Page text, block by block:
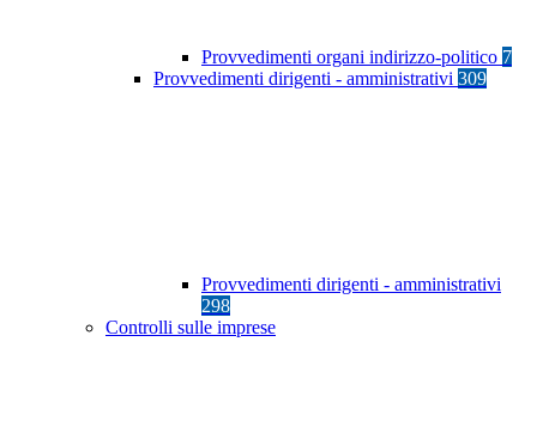
Provvedimenti organi indirizzo-politico 7
Provvedimenti dirigenti - amministrativi 309
Provvedimenti dirigenti - amministrativi
298
Controlli sulle imprese